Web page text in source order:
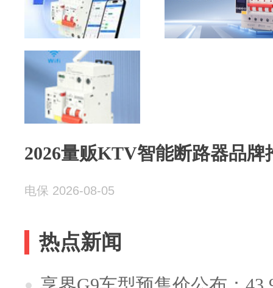
2026量贩KTV智能断路器品牌
电保 2026-08-05
热点新闻